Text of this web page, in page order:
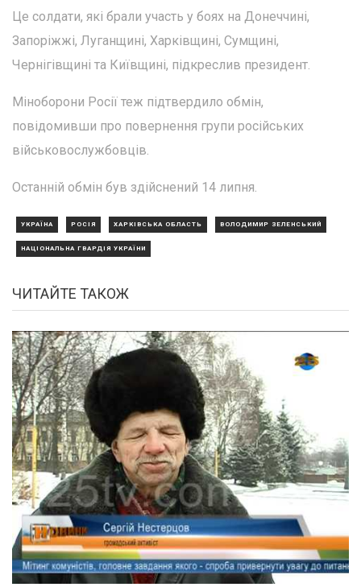
Це солдати, які брали участь у боях на Донеччині,
Запоріжжі, Луганщині, Харківщині, Сумщині,
Чернігівщині та Київщині, підкреслив президент.
Міноборони Росії теж підтвердило обмін,
повідомивши про повернення групи російських
військовослужбовців.
Останній обмін був здійснений 14 липня.
УКРАЇНА РОСІЯ ХАРКІВСЬКА ОБЛАСТЬ ВОЛОДИМИР ЗЕЛЕНСЬКИЙ
НАЦІОНАЛЬНА ГВАРДІЯ УКРАЇНИ
ЧИТАЙТЕ ТАКОЖ